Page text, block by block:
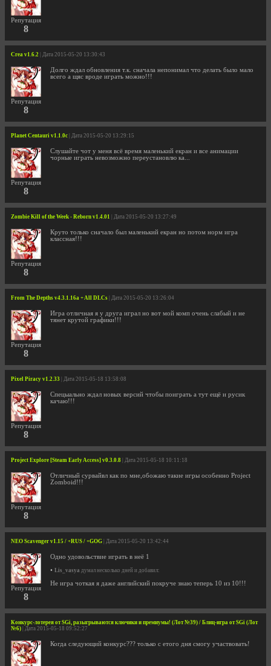
Репутация
8
Crea v1.6.2 | Дата 2015-05-20 13:30:43
Репутация
8
Долго ждал обновления т.к. сначала непонимал что делать было мало
всего а щяс вроде играть можно!!!
Planet Centauri v1.1.0c | Дата 2015-05-20 13:29:15
Репутация
8
Слушайте чот у меня всё время маленький екран и все анимации
чорные играть невозможно переустановлю ка...
Zombie Kill of the Week - Reborn v1.4.01 | Дата 2015-05-20 13:27:49
Репутация
8
Круто только сначало был маленький екран но потом норм игра
классная!!!
From The Depths v4.3.1.16a + All DLCs | Дата 2015-05-20 13:26:04
Репутация
8
Игра отличная я у друга играл но вот мой комп очень слабый и не
тянет крутой графики!!!
Pixel Piracy v1.2.33 | Дата 2015-05-18 13:58:08
Репутация
8
Спецыально ждал новых версий чтобы поиграть а тут ещё и русик
качаю!!!
Project Explore [Steam Early Access] v0.3.0.8 | Дата 2015-05-18 10:11:18
Репутация
8
Отличный сурвайвл как по мне,обожаю такие игры особенно Project
Zomboid!!!
NEO Scavenger v1.15 / +RUS / +GOG | Дата 2015-05-20 13:42:44
Репутация
8
Одно удовольствие играть в неё 1
• Lis_vasya думал несколько дней и добавил:
Не игра чоткая я даже английский покруче знаю теперь 10 из 10!!!
Конкурс-лотерея от SGi, разыгрываются ключики и премиумы! (Лот №39) / Блиц-игра от SGi (Лот
№6) | Дата 2015-05-18 09:52:27
Когда следующий конкурс??? только с етого дня смогу участвовать!